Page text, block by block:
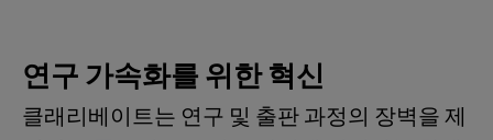
연구 가속화를 위한 혁신
클래리베이트는 연구 및 출판 과정의 장벽을 제